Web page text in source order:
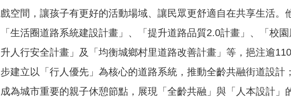
戲空間，讓孩子有更好的活動場域、讓民眾更舒適自在共享生活
「生活圈道路系統建設計畫」、「提升道路品質2.0計畫」、「校
升人行安全計畫」及「均衡城鄉村里道路改善計畫」等，挹注逾
步建立以「行人優先」為核心的道路系統，推動全齡共融街道設計
成為城市重要的親子休憩節點，展現「全齡共融」與「人本設計」